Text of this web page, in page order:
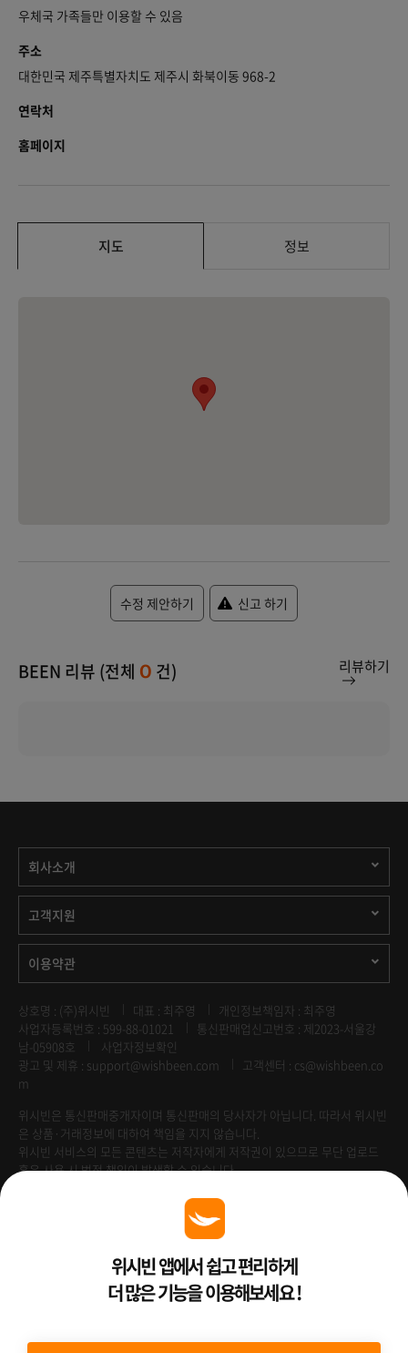
우체국 가족들만 이용할 수 있음
주소
대한민국 제주특별자치도 제주시 화북이동 968-2
연락처
홈페이지
지도 정보
수정 제안하기 신고 하기
BEEN 리뷰 (전체 0 건) 리뷰하기
회사소개
고객지원
이용약관
상호명 : (주)위시빈 대표 : 최주영
개인정보책임자 : 최주영
사업자등록번호 : 599-88-01021
통신판매업신고번호 : 제2023-서울강
남-05908호
사업자정보확인
광고 및 제휴 : support@wishbeen.com
고객센터 : cs@wishbeen.co
m
위시빈은 통신판매중개자이며 통신판매의 당사자가 아닙니다. 따라서 위시빈
은 상품·거래정보에 대하여 책임을 지지 않습니다.
위시빈 서비스의 모든 콘텐츠는 저작자에게 저작권이 있으므로 무단 업로드
혹은 사용 시 법적 책임이 발생할 수 있습니다.
Venture Enterprise위시빈 앱에서 쉽고 편리하게
더 많은 기능을 이용해보세요 !